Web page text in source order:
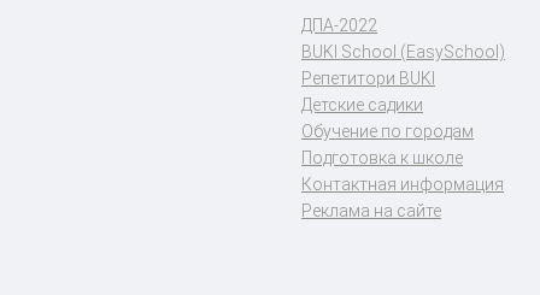
ДПА-2022
BUKI School (EasySchool)
Репетитори BUKI
Детские садики
Обучение по городам
Подготовка к школе
Контактная информация
Реклама на сайте